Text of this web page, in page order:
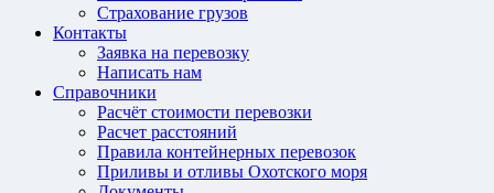
Страхование грузов
Контакты
Заявка на перевозку
Написать нам
Справочники
Расчёт стоимости перевозки
Расчет расстояний
Правила контейнерных перевозок
Приливы и отливы Охотского моря